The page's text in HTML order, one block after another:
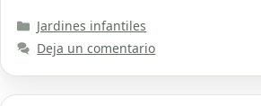
Categorías
Jardines infantiles
Deja un comentario